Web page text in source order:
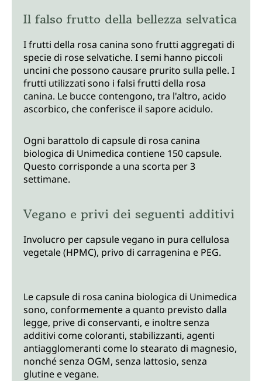
Il falso frutto della bellezza selvatica
I frutti della rosa canina sono frutti aggregati di
specie di rose selvatiche. I semi hanno piccoli
uncini che possono causare prurito sulla pelle. I
frutti utilizzati sono i falsi frutti della rosa
canina. Le bucce contengono, tra l'altro, acido
ascorbico, che conferisce il sapore acidulo.
Ogni barattolo di capsule di rosa canina
biologica di Unimedica contiene 150 capsule.
Questo corrisponde a una scorta per 3
settimane.
Vegano e privi dei seguenti additivi
Involucro per capsule vegano in pura cellulosa
vegetale (HPMC), privo di carragenina e PEG.
Le capsule di rosa canina biologica di Unimedica
sono, conformemente a quanto previsto dalla
legge, prive di conservanti, e inoltre senza
additivi come coloranti, stabilizzanti, agenti
antiagglomeranti come lo stearato di magnesio,
nonché senza OGM, senza lattosio, senza
glutine e vegane.